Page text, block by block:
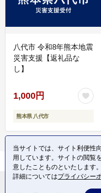
八代市 令和8年熊本地震
災害支援【返礼品な
し】
1,000円
熊本県 八代市
当サイトでは、サイト利便性
用しています。サイトの閲覧
意したことものといたします。
詳細についてはプライバシー